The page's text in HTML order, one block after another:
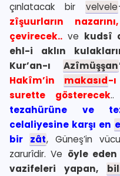
çınlatacak bir velvele
zîşuurların
çevirecek.. ve kudsî
ehl-i aklın
Kur’an-ı Azîmüşşan
Hakîm’in
makasıd-
surette gösterecek
tezahürüne ve
celaliyesine karşı en
bir
zât, Güneş’in
zarurîdir. Ve öyle
vazifeleri yapan,